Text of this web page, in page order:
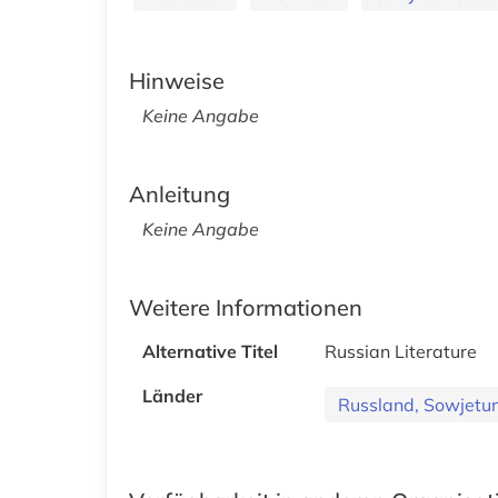
Hinweise
Keine Angabe
Anleitung
Keine Angabe
Weitere Informationen
Alternative Titel
Russian Literature
Länder
Russland,